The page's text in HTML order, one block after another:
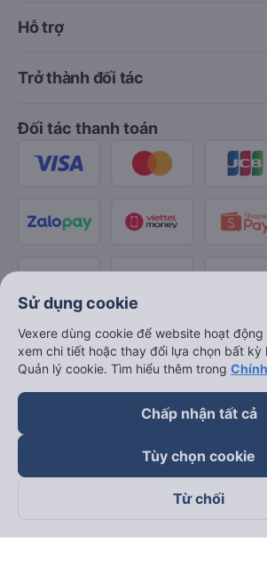
Hỗ trợ
Trở thành đối tác
Đối tác thanh toán
Theo dõi chúng tôi trên
Sử dụng cookie
Vexere dùng cookie để website hoạt
xem chi tiết hoặc thay đổi lựa chọn bất kỳ
Quản lý cookie. Tìm hiểu thêm trong
Chấp nhận tất cả
Tùy chọn cookie
Từ chối